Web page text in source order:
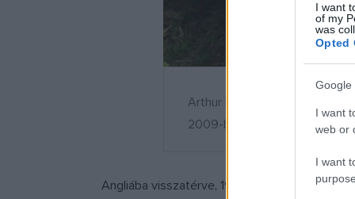
I want
of my
was
Opted
Google
I want
web or
I want
Arthur Koestler emlékműve a
2009-ben állították fel. Fotó:
Angliába visszatérve, 1939-ben jelent meg